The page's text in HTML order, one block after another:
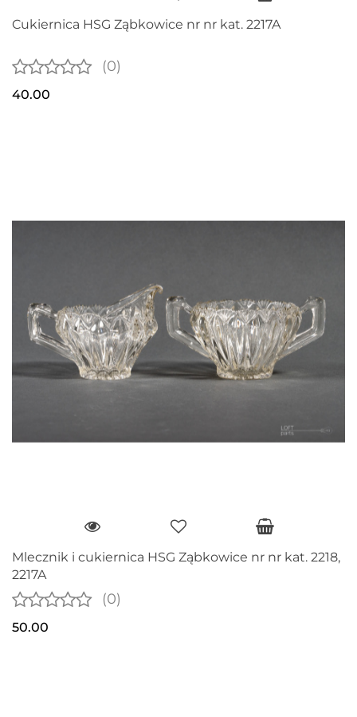
Cukiernica HSG Ząbkowice nr nr kat. 2217A
(0)
40.00
Mlecznik i cukiernica HSG Ząbkowice nr nr kat. 2218,
2217A
(0)
50.00